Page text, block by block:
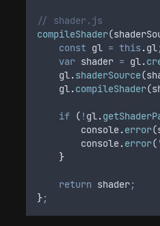
// shader.js
compileShader(
const gl = this.gl
var shader = gl.
gl.shaderSource(
gl.compileShader(
if ( ! gl.
console.error(
console.error( '
}
return shader;
};